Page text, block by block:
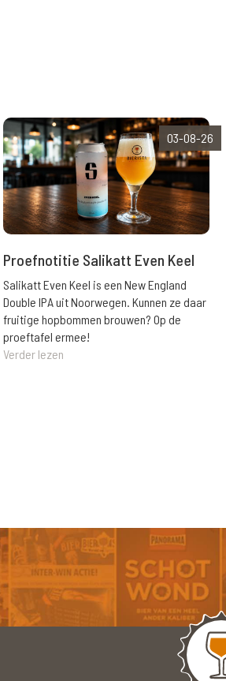
03-08-26
Proefnotitie Salikatt Even Keel
Salikatt Even Keel is een New England
Double IPA uit Noorwegen. Kunnen ze daar
fruitige hopbommen brouwen? Op de
proeftafel ermee!
Verder lezen